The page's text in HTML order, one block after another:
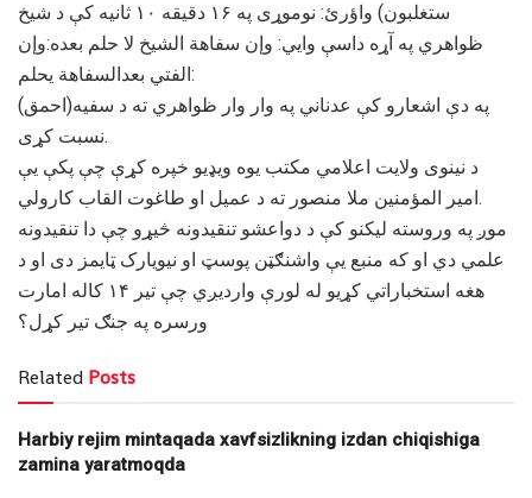
ستغلبون) واؤرئ: نوموړی په ۱۶ دقیقه ۱۰ ثانیه کې د شیخ
ظواهري په آړه داسې وایي: وإن سفاهة الشيخ لا حلم بعده:وإن
الفتي بعدالسفاهة يحلم:
په دې اشعارو کې عدناني په وار وار ظواهري ته د سفیه(احمق)
نسبت کړی.
د نینوی ولایت اعلامي مکتب یوه ویډیو خپره کړې چې پکې یې
امیر المؤمنین ملا منصور ته د عمیل او طاغوت القاب کارولي.
موږ په وروسته لیکنو کې د دواعشو تنقیدونه څیړو چې دا تنقیدونه
علمي دي او که منبع یې واشنګټن پوسټ او نیویارک ټایمز دی او د
هغه استخباراتي کړیو له لورې واردیږي چې تیر ۱۴ کاله امارت
ورسره په جنګ تیر کړل؟
Related Posts
Harbiy rejim mintaqada xavfsizlikning izdan chiqishiga
zamina yaratmoqda